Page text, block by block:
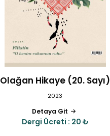
Olağan Hikaye (20. Sayı)
2023
Detaya Git
Dergi Ücreti : 20 ₺